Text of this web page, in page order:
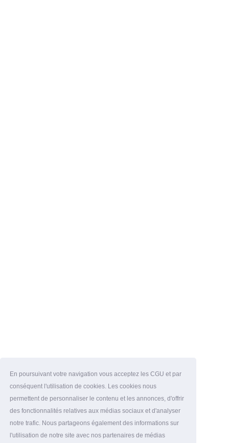
En poursuivant votre navigation vous acceptez les CGU et par
conséquent l'utilisation de cookies. Les cookies nous
permettent de personnaliser le contenu et les annonces, d'offrir
des fonctionnalités relatives aux médias sociaux et d'analyser
notre trafic. Nous partageons également des informations sur
l'utilisation de notre site avec nos partenaires de médias